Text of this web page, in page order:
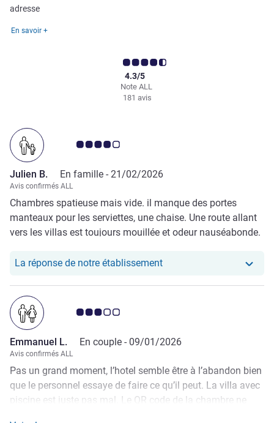
adresse
En savoir +
Note ALL
4.3/5
181 avis
Note Avis clients 4.0/5
Julien B. En famille - 21/02/2026
Avis confirmés ALL
Chambres spatieuse mais vide. il manque des portes
manteaux pour les serviettes, une chaise. Une route allant
vers les villas est toujours mouillée et odeur nauséabonde.
La réponse de notre établissementNotre hôtel a repondu au
Note Avis clients 3.0/5
Emmanuel L. En couple - 09/01/2026
Avis confirmés ALL
Pas un grand moment, l’hotel semble être à l’abandon bien
que le personnel essaye de faire ce qu’il peut. La villa avec
piscine est juste pas mal. Le QR code de la chambre ne